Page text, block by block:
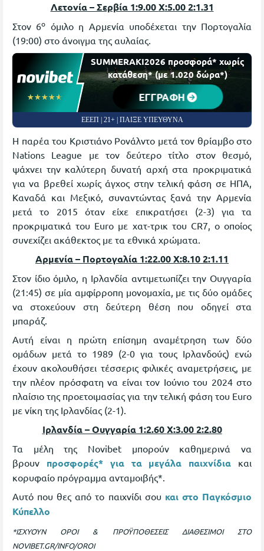
Λετονία – Σερβία 1:9.00X:5.00 2:1.31
Στον 6ο όμιλο η Αρμενία υποδέχεται την Πορτογαλία
(19:00) στο άνοιγμα της αυλαίας.
☆☆☆☆☆
★★★★★
SUMMERAKI2026 προσφορά* χωρίς
κατάθεση* (με 1.020 δώρα*)
ΕΓΓΡΑΦΗ
ΕΕΕΠ | 21+ | ΠΑΙΞΕ ΥΠΕΥΘΥΝΑ
Η παρέα του Κριστιάνο Ρονάλντο μετά τον θρίαμβο στο
Nations League με τον δεύτερο τίτλο στον θεσμό,
ψάχνει την καλύτερη δυνατή αρχή στα προκριματικά
για να βρεθεί χωρίς άγχος στην τελική φάση σε ΗΠΑ,
Καναδά και Μεξικό, συναντώντας ξανά την Αρμενία
μετά το 2015 όταν είχε επικρατήσει (2-3) για τα
προκριματικά του Euro με χατ-τρικ του CR7, ο οποίος
συνεχίζει ακάθεκτος με τα εθνικά χρώματα.
Αρμενία – Πορτογαλία 1:22.00X:8.10 2:1.11
Στον ίδιο όμιλο, η Ιρλανδία αντιμετωπίζει την Ουγγαρία
(21:45) σε μία αμφίρροπη μονομαχία, με τις δύο ομάδες
να στοχεύουν στη δεύτερη θέση που οδηγεί στα
μπαράζ.
Αυτή είναι η πρώτη επίσημη αναμέτρηση των δύο
ομάδων μετά το 1989 (2-0 για τους Ιρλανδούς) ενώ
έχουν ακολουθήσει τέσσερις φιλικές αναμετρήσεις, με
την πλέον πρόσφατη να είναι τον Ιούνιο του 2024 στο
πλαίσιο της προετοιμασίας για την τελική φάση του Euro
με νίκη της Ιρλανδίας (2-1).
Ιρλανδία – Ουγγαρία 1:2.60X:3.00 2:2.80
Τα μέλη της Novibet μπορούν καθημερινά να
βρουν προσφορές* για τα μεγάλα παιχνίδια και
κορυφαίο πρόγραμμα ανταμοιβής*.
Αυτό που θες από το παιχνίδι σου και στο Παγκόσμιο
Κύπελλο
*ΙΣΧΥΟΥΝ ΟΡΟΙ & ΠΡΟΫΠΟΘΕΣΕΙΣ ΔΙΑΘΕΣΙΜΟΙ ΣΤΟ
NOVIBET.GR/INFO/OROI